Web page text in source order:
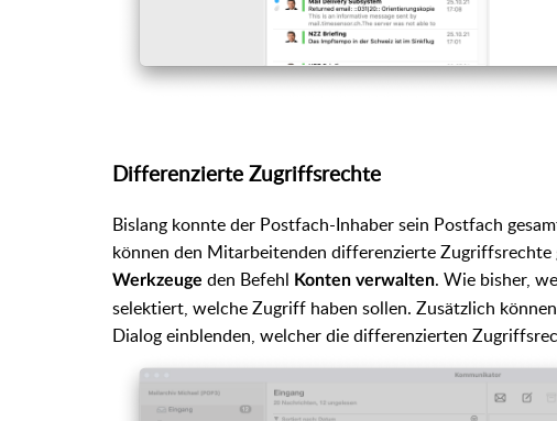
Differenzierte Zugriffsrechte
Bislang konnte der Postfach-Inhaber sein Postfach
können den Mitarbeitenden differenzierte
Werkzeuge den Befehl Konten verwalten. Wie bisher,
selektiert, welche Zugriff haben sollen. Zusätzlich
Dialog einblenden, welcher die differenzierten